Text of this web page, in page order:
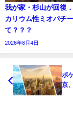
我が家・杉山が回復
カリウム性ミオパチ
て？？？
2026年8月4日
ポ
京